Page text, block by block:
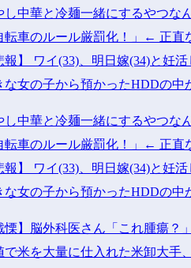
し中華と冷麺一緒にするやつな
転車のルール厳罰化！」← 正
報】 ワイ(33)、明日嫁(34)と妊
な女の子から預かったHDDの中
し中華と冷麺一緒にするやつな
転車のルール厳罰化！」← 正
報】 ワイ(33)、明日嫁(34)と妊
な女の子から預かったHDDの中
慄】脳外科医さん「これ腫瘍
で米を大量に仕入れた米卸大手